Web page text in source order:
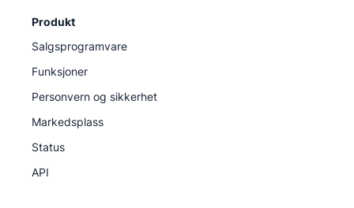
Produkt
Salgsprogramvare
Funksjoner
Personvern og sikkerhet
Markedsplass
Status
API